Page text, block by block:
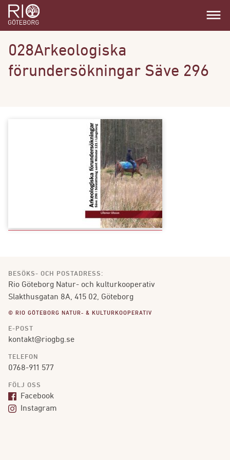
dehaze
028Arkeologiska
förundersökningar Säve 296
BESÖKS- OCH POSTADRESS:
Rio Göteborg Natur- och kulturkooperativ
Slakthusgatan 8A, 415 02, Göteborg
© RIO GÖTEBORG NATUR- & KULTURKOOPERATIV
E-POST
kontakt@riogbg.se
TELEFON
0768-911 577
FÖLJ OSS
Facebook
Instagram